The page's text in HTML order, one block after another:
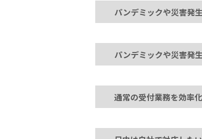
パンデミックや災害発
パンデミックや災害発
通常の受付業務を効率